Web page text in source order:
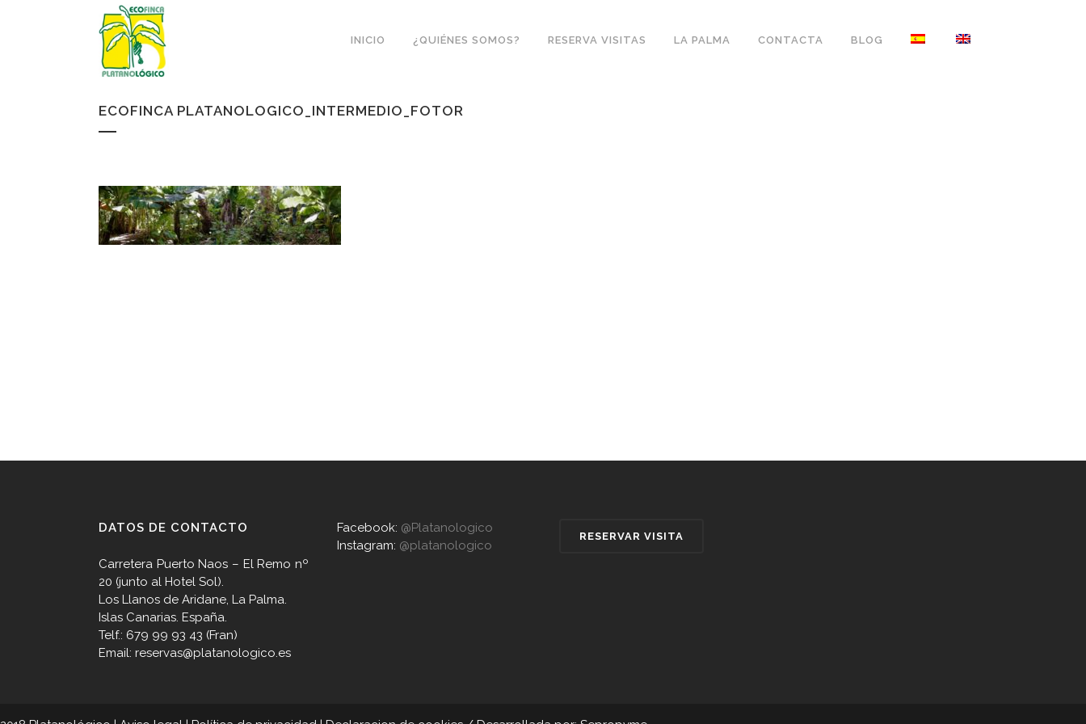
INICIO ¿QUIÉNES SOMOS? RESERVA VISITAS LA PALMA CONTACTA BLOG
ECOFINCA PLATANOLOGICO_INTERMEDIO_FOTOR
DATOS DE CONTACTO
Carretera Puerto Naos – El Remo nº
20 (junto al Hotel Sol).
Los Llanos de Aridane, La Palma.
Islas Canarias. España.
Telf.: 679 99 93 43 (Fran)
Email: reservas@platanologico.es
Facebook: @Platanologico
Instagram: @platanologico
RESERVAR VISITA